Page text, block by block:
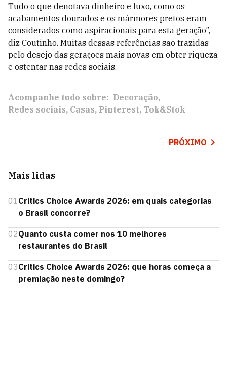
Tudo o que denotava dinheiro e luxo, como os
acabamentos dourados e os mármores pretos eram
considerados como aspiracionais para esta geração”,
diz Coutinho. Muitas dessas referências são trazidas
pelo desejo das gerações mais novas em obter riqueza
e ostentar nas redes sociais.
Acompanhe tudo sobre: Decoração
Redes sociais Casas Pinterest Tok&Stok
PRÓXIMO
Mais lidas
01 Critics Choice Awards 2026: em quais categorias
o Brasil concorre?
02Quanto custa comer nos 10 melhores
restaurantes do Brasil
03Critics Choice Awards 2026: que horas começa a
premiação neste domingo?